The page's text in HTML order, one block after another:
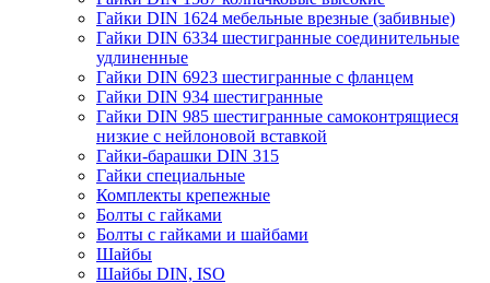
Гайки DIN 1624 мебельные врезные (забивные)
Гайки DIN 6334 шестигранные соединительные
удлиненные
Гайки DIN 6923 шестигранные с фланцем
Гайки DIN 934 шестигранные
Гайки DIN 985 шестигранные самоконтрящиеся
низкие с нейлоновой вставкой
Гайки-барашки DIN 315
Гайки специальные
Комплекты крепежные
Болты с гайками
Болты с гайками и шайбами
Шайбы
Шайбы DIN, ISO